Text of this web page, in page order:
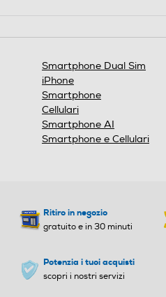
dettagli definiti, a
e cogli ogni
nuova
Radio integrata
4G-LTE
WLAN
Smartphone Dual Sim
iPhone
Smartphone
Cellulari
Smartphone AI
Smartphone e Cellulari
Ritiro in negozio
gratuito e in 30 minuti
Potenzia i tuoi acquisti
scopri i nostri servizi